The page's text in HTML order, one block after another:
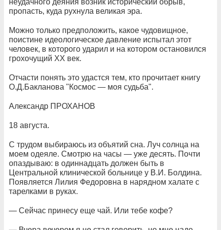
неудачного деяния возник исторический обрыв,
пропасть, куда рухнула великая эра.
Можно только предположить, какое чудовищное,
поистине идеологическое давление испытал этот
человек, в которого ударил и на котором остановился
грохочущий ХХ век.
Отчасти понять это удастся тем, кто прочитает книгу
О.Д.Бакланова "Космос — моя судьба".
Александр ПРОХАНОВ
18 августа.
С трудом выбираюсь из объятий сна. Луч солнца на
моем одеяле. Смотрю на часы — уже десять. Почти
опаздываю: в одиннадцать должен быть в
Центральной клинической больнице у В.И. Болдина.
Появляется Лилия Федоровна в нарядном халате с
тарелками в руках.
— Сейчас принесу еще чай. Или тебе кофе?